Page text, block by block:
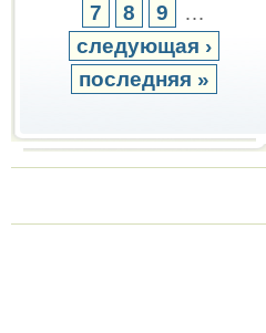
7
8 9
…
следующая ›
последняя »